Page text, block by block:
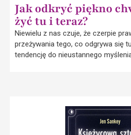
Jak odkryć piękno
żyć tu i teraz?
Niewielu z nas czuje, że czerpie
przeżywania tego, co odgrywa się
tendencję do nieustannego